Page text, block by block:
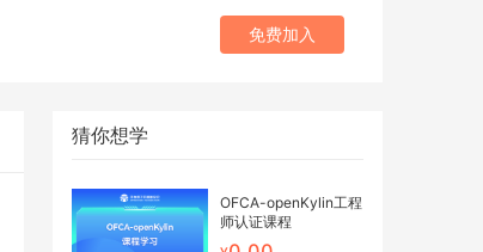
免费加入
猜你想学
OFCA-openKylin工程
师认证课程